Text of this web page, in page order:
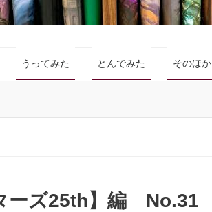
うってみた とんでみた そのほか
ーズ25th】編 No.31